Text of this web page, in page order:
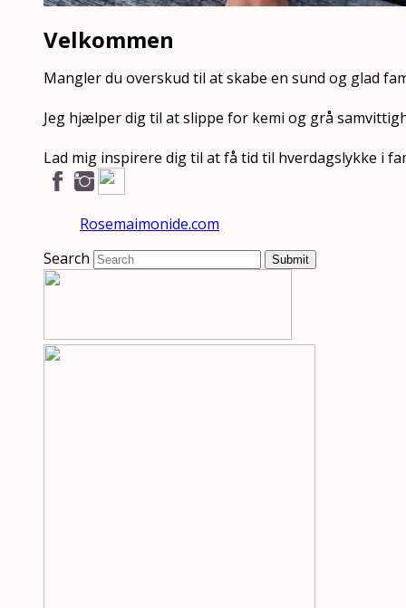
Velkommen
Mangler du overskud til at skabe en sund og glad
Jeg hjælper dig til at slippe for kemi og grå
Lad mig inspirere dig til at få tid til hverdagslykke i
Rosemaimonide.com
Search
Submit